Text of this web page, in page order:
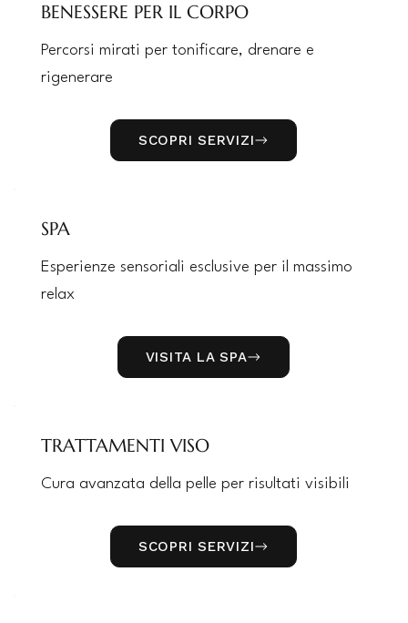
BENESSERE PER IL CORPO
Percorsi mirati per tonificare, drenare e
rigenerare
SCOPRI SERVIZI
SPA
Esperienze sensoriali esclusive per il massimo
relax
VISITA LA SPA
TRATTAMENTI VISO
Cura avanzata della pelle per risultati visibili
SCOPRI SERVIZI